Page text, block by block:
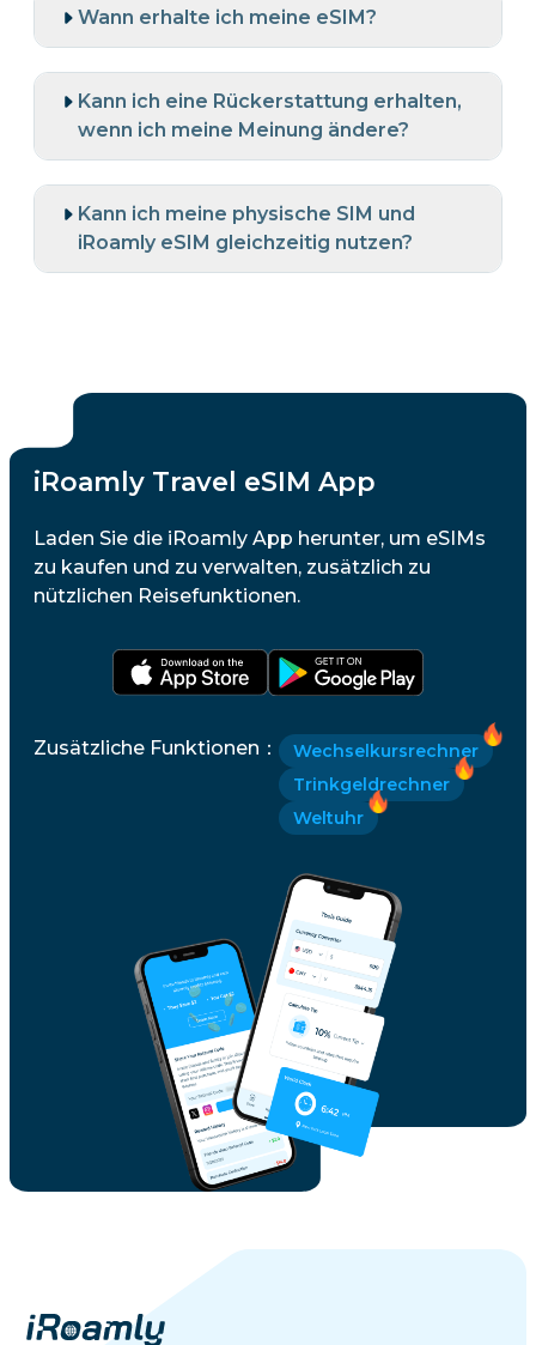
Wann erhalte ich meine eSIM?
Kann ich eine Rückerstattung erhalten,
wenn ich meine Meinung ändere?
Kann ich meine physische SIM und
iRoamly eSIM gleichzeitig nutzen?
iRoamly Travel eSIM App
Laden Sie die iRoamly App herunter, um eSIMs
zu kaufen und zu verwalten, zusätzlich zu
nützlichen Reisefunktionen.
Zusätzliche Funktionen ：
Wechselkursrechner
Trinkgeldrechner
Weltuhr